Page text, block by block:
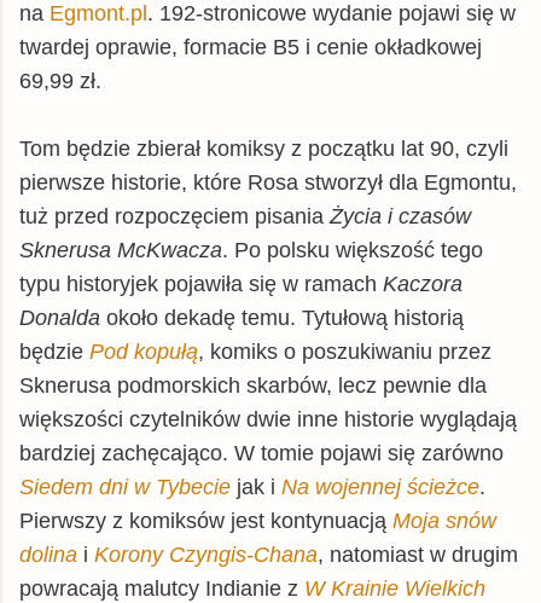
na Egmont.pl . 192-stronicowe wydanie pojawi się w
twardej oprawie, formacie B5 i cenie okładkowej
69,99 zł.
Tom będzie zbierał komiksy z początku lat 90, czyli
pierwsze historie, które Rosa stworzył dla Egmontu,
tuż przed rozpoczęciem pisaniaŻycia i czasów
Sknerusa McKwacza. Po polsku większość tego
typu historyjek pojawiła się w ramach Kaczora
Donalda około dekadę temu. Tytułową historią
będzie Pod kopułą, komiks o poszukiwaniu przez
Sknerusa podmorskich skarbów, lecz pewnie dla
większości czytelników dwie inne historie wyglądają
bardziej zachęcająco. W tomie pojawi się zarówno
Siedem dni w Tybecie jak i Na wojennej ścieżce.
Pierwszy z komiksów jest kontynuacją Moja snów
dolina i Korony Czyngis-Chana, natomiast w drugim
powracają malutcy Indianie z W Krainie Wielkich